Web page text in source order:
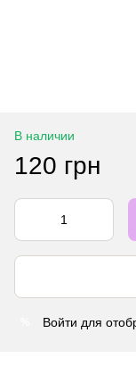
В наличии
120 грн
Войти для